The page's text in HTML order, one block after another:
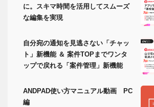
に。スキマ時間を活用してスムーズ
な編集を実現
自分宛の通知を見逃さない「チャッ
ト」新機能 ＆ 案件TOPまでワンタ
ップで戻れる「案件管理」新機能
ANDPAD使い方マニュアル動画 PC
編